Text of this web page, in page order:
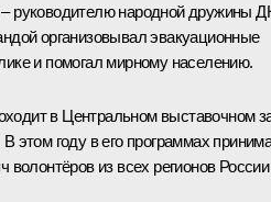
руководителю народной дружины
организовывал эвакуационные
и помогал мирному населению.
в Центральном выставочном
этом году в его программах
волонтёров из всех регионов России